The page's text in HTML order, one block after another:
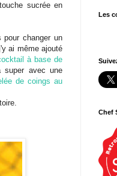
sucrée en
changer un
ai même ajouté
à base de
super avec une
de coings au
Les
Chef